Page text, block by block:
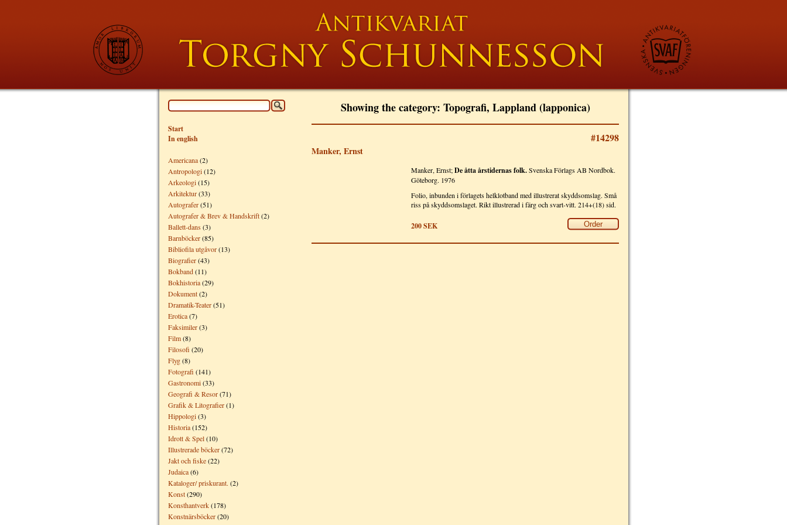
Start
In english
Americana(2)
Antropologi(12)
Arkeologi(15)
Arkitektur(33)
Autografer(51)
Autografer & Brev & Handskrift(2)
Ballett-dans (3)
Barnböcker(85)
Bibliofila utgåvor(13)
Biografier(43)
Bokband(11)
Bokhistoria(29)
Dokument(2)
Dramatik-Teater(51)
Erotica(7)
Faksimiler(3)
Film(8)
Filosofi (20)
Flyg(8)
Fotografi (141)
Gastronomi(33)
Geografi & Resor(71)
Grafik & Litografier(1)
Hippologi(3)
Historia(152)
Idrott & Spel(10)
Illustrerade böcker(72)
Jakt och fiske(22)
Judaica(6)
Kataloger/ priskurant. (2)
Konst(290)
Konsthantverk(178)
Konstnärsböcker(20)
Showing the category: Topografi, Lappland (lapponica)
#14298
Manker, Ernst
Manker, Ernst;De åtta årstidernas folk.Svenska Förlags AB Nordbok.
Göteborg. 1976
Folio, inbunden i förlagets helklotband med illustrerat skyddsomslag. Små
riss på skyddsomslaget. Rikt illustrerad i färg och svart-vitt. 214+(18) sid.
Order
200SEK